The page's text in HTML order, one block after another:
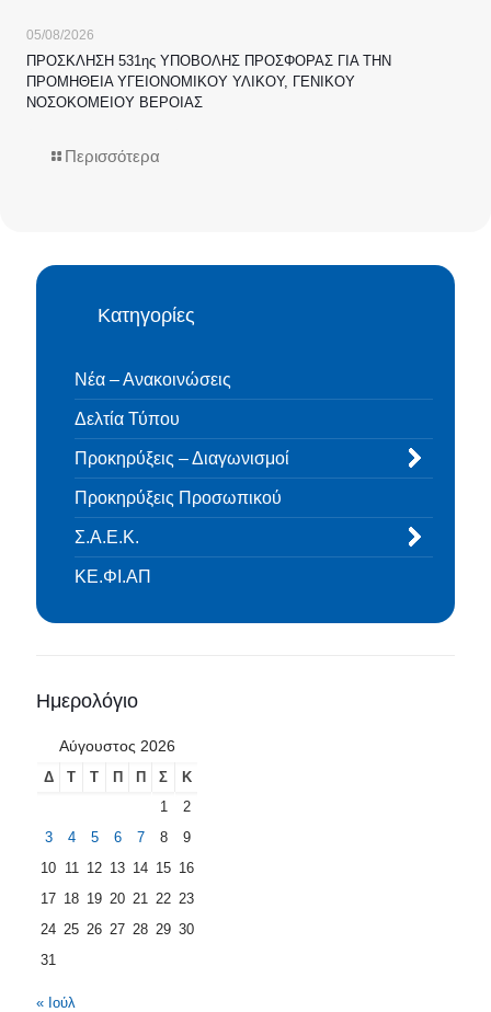
05/08/2026
ΠΡΟΣΚΛΗΣΗ 531ης ΥΠΟΒΟΛΗΣ ΠΡΟΣΦΟΡΑΣ ΓΙΑ ΤΗΝ
ΠΡΟΜΗΘΕΙΑ ΥΓΕΙΟΝΟΜΙΚΟΥ ΥΛΙΚΟΥ, ΓΕΝΙΚΟΥ
ΝΟΣΟΚΟΜΕΙΟΥ ΒΕΡΟΙΑΣ
Περισσότερα
Κατηγορίες
Νέα – Ανακοινώσεις
Δελτία Τύπου
Προκηρύξεις – Διαγωνισμοί
Προκηρύξεις Προσωπικού
Σ.Α.Ε.Κ.
ΚΕ.ΦΙ.ΑΠ
Ημερολόγιο
Αύγουστος 2026
Δ Τ Τ Π Π Σ
Κ
1
2
3
4 5 6 7 8
9
10 11 12 13 14 15 16
17 18 19 20 21 22 23
24 25 26 27 28 29 30
31
« Ιούλ